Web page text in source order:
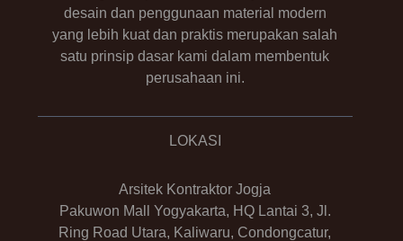
desain dan penggunaan material modern
yang lebih kuat dan praktis merupakan salah
satu prinsip dasar kami dalam membentuk
perusahaan ini.
LOKASI
Arsitek Kontraktor Jogja
Pakuwon Mall Yogyakarta, HQ Lantai 3, Jl.
Ring Road Utara, Kaliwaru, Condongcatur,